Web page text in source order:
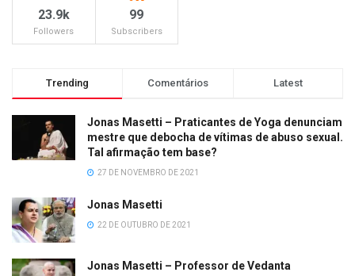
23.9k
Followers
99
Subscribers
Trending Comentários Latest
Jonas Masetti – Praticantes de Yoga denunciam
mestre que debocha de vítimas de abuso sexual.
Tal afirmação tem base?
27 DE NOVEMBRO DE 2021
Jonas Masetti
22 DE OUTUBRO DE 2021
Jonas Masetti – Professor de Vedanta